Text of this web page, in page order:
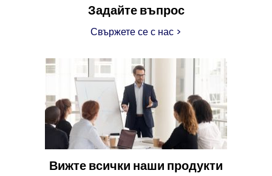
Задайте въпрос
Свържете се с нас >
Вижте всички наши продукти